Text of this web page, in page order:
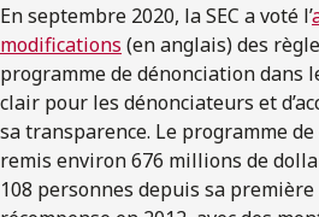
En septembre 2020, la SEC a voté l’
modifications (en anglais) des
programme de dénonciation dans
clair pour les dénonciateurs et
sa transparence. Le programme
remis environ 676 millions de
108 personnes depuis sa